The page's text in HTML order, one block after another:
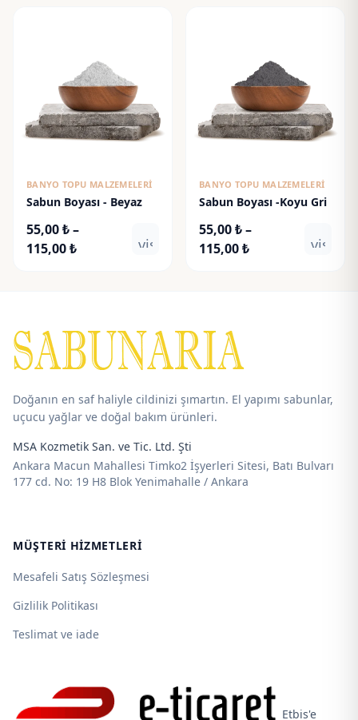
BANYO TOPU MALZEMELERI
Sabun Boyası - Beyaz
55,00₺–
115,00₺Fiyat
visibility
BANYO TOPU MALZEMELERI
Sabun Boyası -Koyu Gri
55,00₺–
115,00₺Fiyat
Doğanın en saf haliyle cildinizi şımartın. El yapımı sabunlar,
uçucu yağlar ve doğal bakım ürünleri.
MSA Kozmetik San. ve Tic. Ltd. Şti
Ankara Macun Mahallesi Timko2 İşyerleri Sitesi, Batı Bulvarı
177 cd. No: 19 H8 Blok Yenimahalle / Ankara
MÜŞTERI HIZMETLERI
Mesafeli Satış Sözleşmesi
Gizlilik Politikası
Teslimat ve iade
Etbis'e